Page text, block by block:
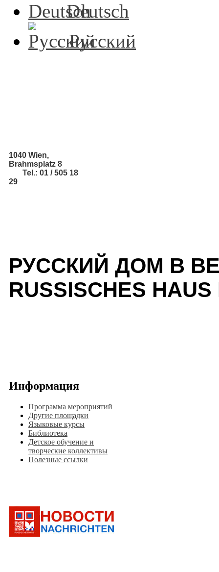
Deutsch
Русский
1040 Wien,
Brahmsplatz 8
Tel.: 01 / 505 18
29
РУССКИЙ ДОМ В
RUSSISCHES HAUS
Информация
Программа мероприятий
Другие площадки
Языковые курсы
Библиотека
Детское обучение и
творческие коллективы
Полезные ссылки